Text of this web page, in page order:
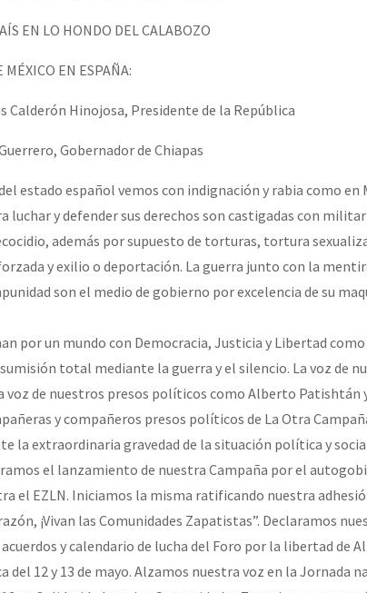
Tokín por el CNI: 30 años de Resistencia y Rebeldía
EN LO HONDO DEL CALABOZO
MÉXICO EN ESPAÑA:
Calderón Hinojosa, Presidente de la República
Gobernador de Chiapas
estado español vemos con indignación y rabia como en
luchar y defender sus derechos son castigadas con
además por supuesto de torturas, tortura
y exilio o deportación. La guerra junto con la
son el medio de gobierno por excelencia de su
por un mundo con Democracia, Justicia y Libertad como
total mediante la guerra y el silencio. La voz de
voz de nuestros presos políticos como Alberto Patishtán
y compañeros presos políticos de La Otra
la extraordinaria gravedad de la situación política y
el lanzamiento de nuestra Campaña por el
el EZLN. Iniciamos la misma ratificando nuestra
¡Vivan las Comunidades Zapatistas”. Declaramos
y calendario de lucha del Foro por la libertad de
del 12 y 13 de mayo. Alzamos nuestra voz en la Jornada